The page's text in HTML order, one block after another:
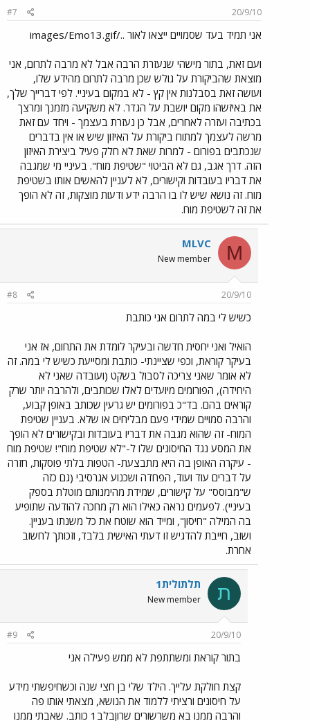
20/9/10
#7
אני תמיד בעד שסמויים ייצאו לאור ../images/Emo13.gif
ועם זאת, בתור מישהי שנעזרת הרבה אבל לא מרבה לתרום, אני
מוצאת שהביקורת על גולש שכן מרבה לתרום מהידע שלו,
ועושה זאת בסבלנות אין קץ - לא במקום בעיניי. לפי דברייך שלך,
את באיזשהו מקום יושבת על הגדר. לא משקיעה מזמנך ומרצך
בכתיבה ועזרה לאחרים, אבל כן נעזרת בעצמך - ויחד עם זאת
מרשה לעצמך למתוח ביקורת על האיזון שיש או אין בדברים
שנכתבים בפורום - למרות שאת לא חלק פעיל ביצירת האיזון
הזה. דרך אגב, גם לא הביטוי "שטיפת מוח". בעיניי מי שמגבה
את דבריו בעובדות וקישורים, לא לעניין להאשים אותו בשטיפת
מוח. זה נושא שיש לו בו הרבה ידע ודעות מוצקות, זה לא הופך
את זה לשטיפת מוח.
M
MLVC
New member
20/9/10
#8
כשיש לי במה לתרום אני כותבת
הואיל ואני יחסית חדשה ובעיקר לומדת את התחום, אז אני
בעיקר קוראת, וכפי שציינתי- כותבת ומסייעת כשיש לי במה. זה
לא אומר שאני צריכה לסבול בשקט (ועובדה שאני לא
היחידה), הפורומים מיועדים לאלו שכותבים, ולהרבה יותר שרק
קוראים בהם. בד"כ בפורומים יש גרעין שכותב באופן קבוע,
והרבה סמויים שמידי פעם מבליחים או שלא. בעניין שטיפת
המוח- זה שהוא מגבה את דבריו בעובדות ובקישורים לא הופך
את המסע נגד החיסונים שלו ל-"לא שטיפת מוח"! שטיפת מוח
- עיקרה האופן בה היא מתבצעת- הטפות בלתי פוסקות, חזרה
על דברים עוד ועוד, הפחדה ושכנוע אגרסיבי (גם כזה
ש"מבוסס" על קישורים, שמידת מהימנותם מוטלת בספק
בעיניי). לפעמים נראה כאילו הוא רק מחכה להודעה שתופיע
בה המילה "חיסון", ומייד הוא שוטח את כל משנתו בעניין.
ושוב, חייבת להדגיש זו דעתי האישית בלבד, וזכותך לחשוב
אחרת.
ת תלתולית1
New member
20/9/10
#9
בתור קוראת ומשתתפת לא ממש פעילה אני
קצת חולקת עלייך. הילד שלי בן חצי שנה וכשחיפשתי מידע
על חיסונים ורציתי ללמוד את הנושא, מצאתי אותו פה
והרבה ממנו בא משרשורים שרוןבלב1 כותב. שאבתי ממנו